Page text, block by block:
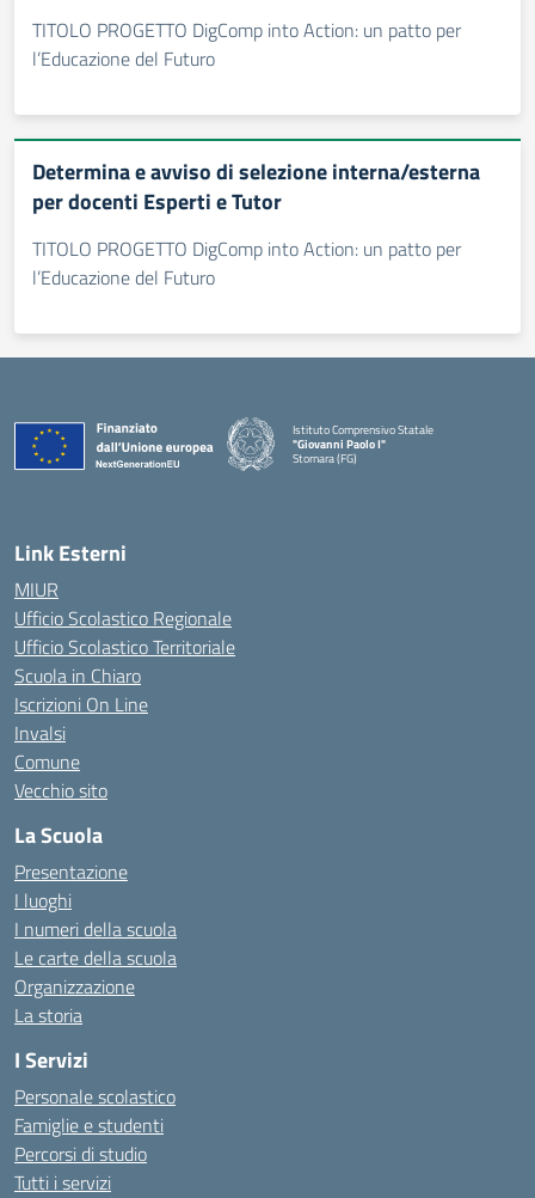
TITOLO PROGETTO DigComp into Action: un patto per
l’Educazione del Futuro
Determina e avviso di selezione interna/esterna
per docenti Esperti e Tutor
TITOLO PROGETTO DigComp into Action: un patto per
l’Educazione del Futuro
Istituto Comprensivo Statale
"Giovanni Paolo I"
Stornara (FG)
Link Esterni
MIUR
Ufficio Scolastico Regionale
Ufficio Scolastico Territoriale
Scuola in Chiaro
Iscrizioni On Line
Invalsi
Comune
Vecchio sito
La Scuola
Presentazione
I luoghi
I numeri della scuola
Le carte della scuola
Organizzazione
La storia
I Servizi
Personale scolastico
Famiglie e studenti
Percorsi di studio
Tutti i servizi